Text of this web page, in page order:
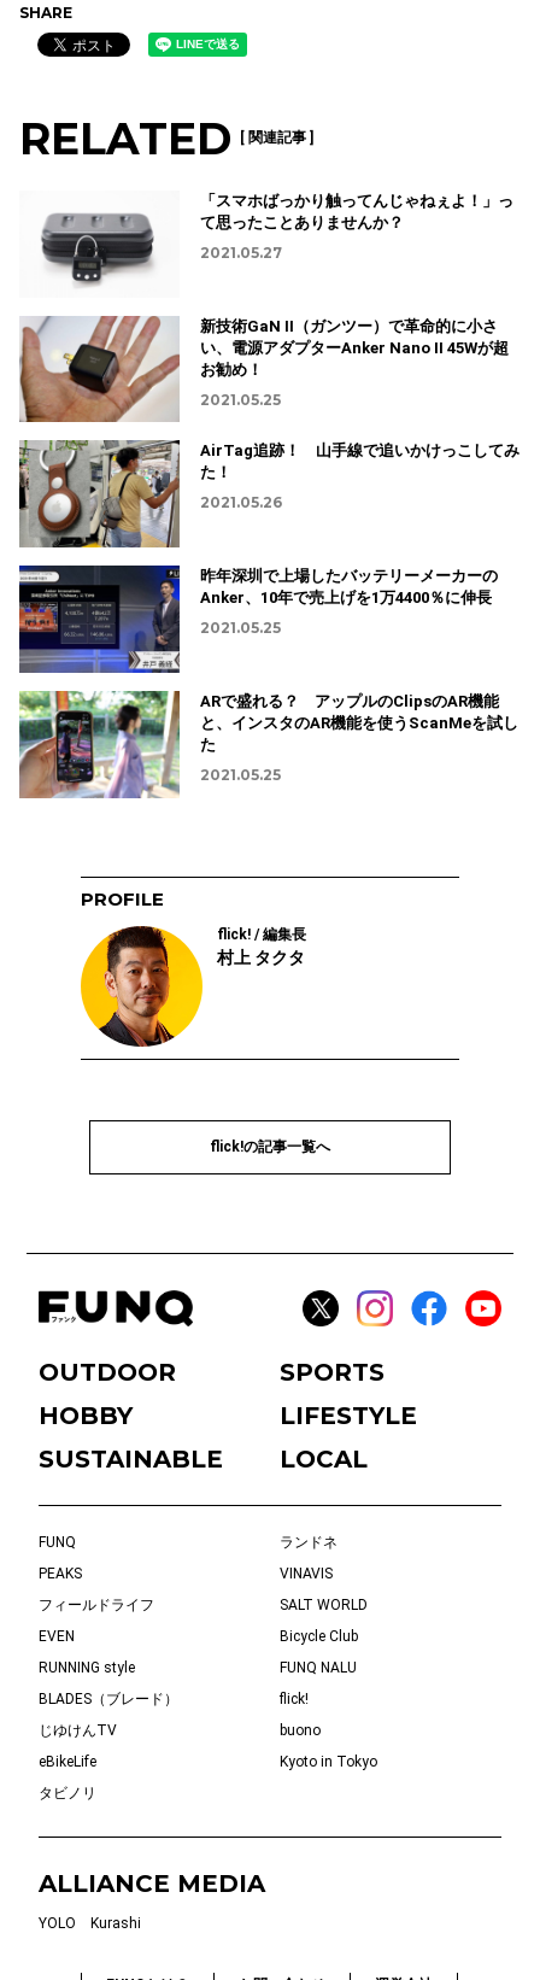
SHARE
RELATED [ 関連記事 ]
「スマホばっかり触ってんじゃねぇよ！」っ
て思ったことありませんか？
2021.05.27
新技術GaN II（ガンツー）で革命的に小さ
い、電源アダプターAnker Nano II 45Wが超
お勧め！
2021.05.25
AirTag追跡！ 山手線で追いかけっこしてみ
た！
2021.05.26
昨年深圳で上場したバッテリーメーカーの
Anker、10年で売上げを1万4400％に伸長
2021.05.25
ARで盛れる？ アップルのClipsのAR機能
と、インスタのAR機能を使うScanMeを試し
た
2021.05.25
PROFILE
flick! / 編集長
村上 タクタ
flick!の記事一覧へ
OUTDOOR
SPORTS
HOBBY
LIFESTYLE
SUSTAINABLE
LOCAL
FUNQ
ランドネ
PEAKS
VINAVIS
フィールドライフ
SALT WORLD
EVEN
Bicycle Club
RUNNING style
FUNQ NALU
BLADES（ブレード）
flick!
じゆけんTV
buono
eBikeLife
Kyoto in Tokyo
タビノリ
ALLIANCE MEDIA
YOLO Kurashi